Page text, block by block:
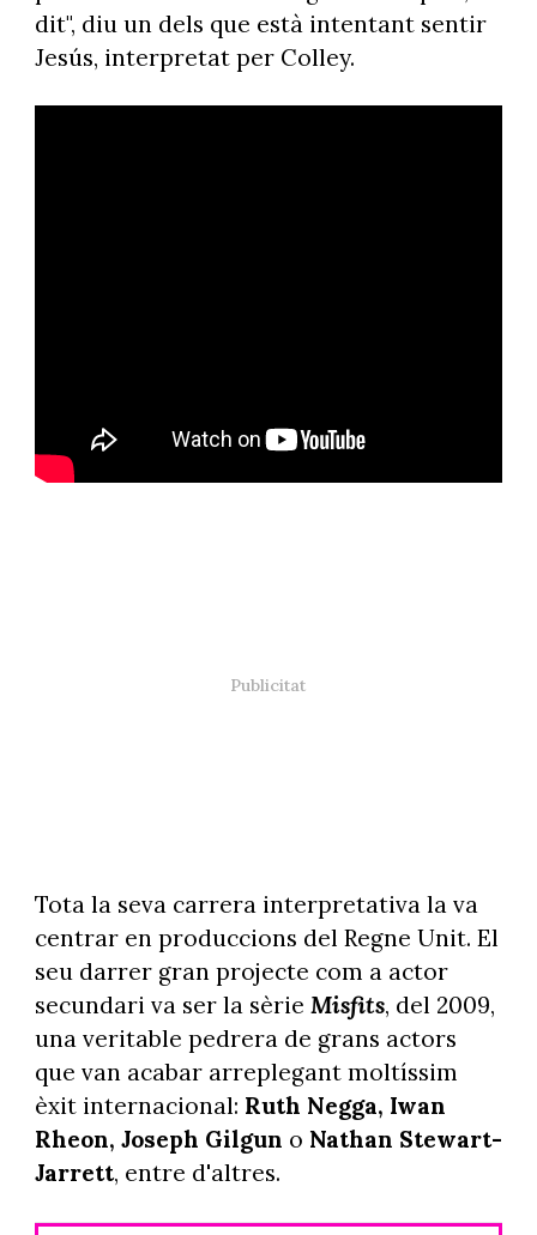
dit", diu un dels que està intentant sentir
Jesús, interpretat per Colley.
Tota la seva carrera interpretativa la va
centrar en produccions del Regne Unit. El
seu darrer gran projecte com a actor
secundari va ser la sèrie Misfits, del 2009,
una veritable pedrera de grans actors
que van acabar arreplegant moltíssim
èxit internacional: Ruth Negga, Iwan
Rheon, Joseph Gilgun o Nathan Stewart-
Jarrett, entre d'altres.